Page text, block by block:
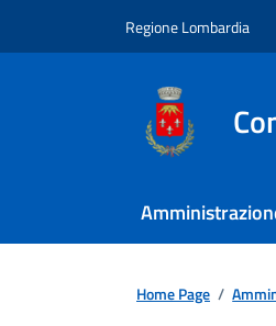
Regione Lombardia
Home Page /